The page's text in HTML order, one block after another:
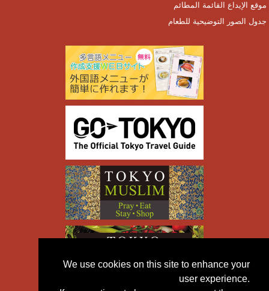
We use cookies on this site to enhance your
user experience.
موقع الإيداع القائمة المطائم
جدول الصور التوضيحية للطعام